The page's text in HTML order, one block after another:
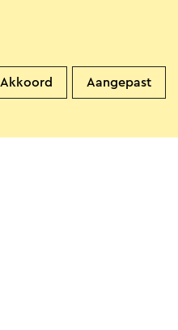
B&B Hof van Ophoven
Sittard
Akkoord Aangepast